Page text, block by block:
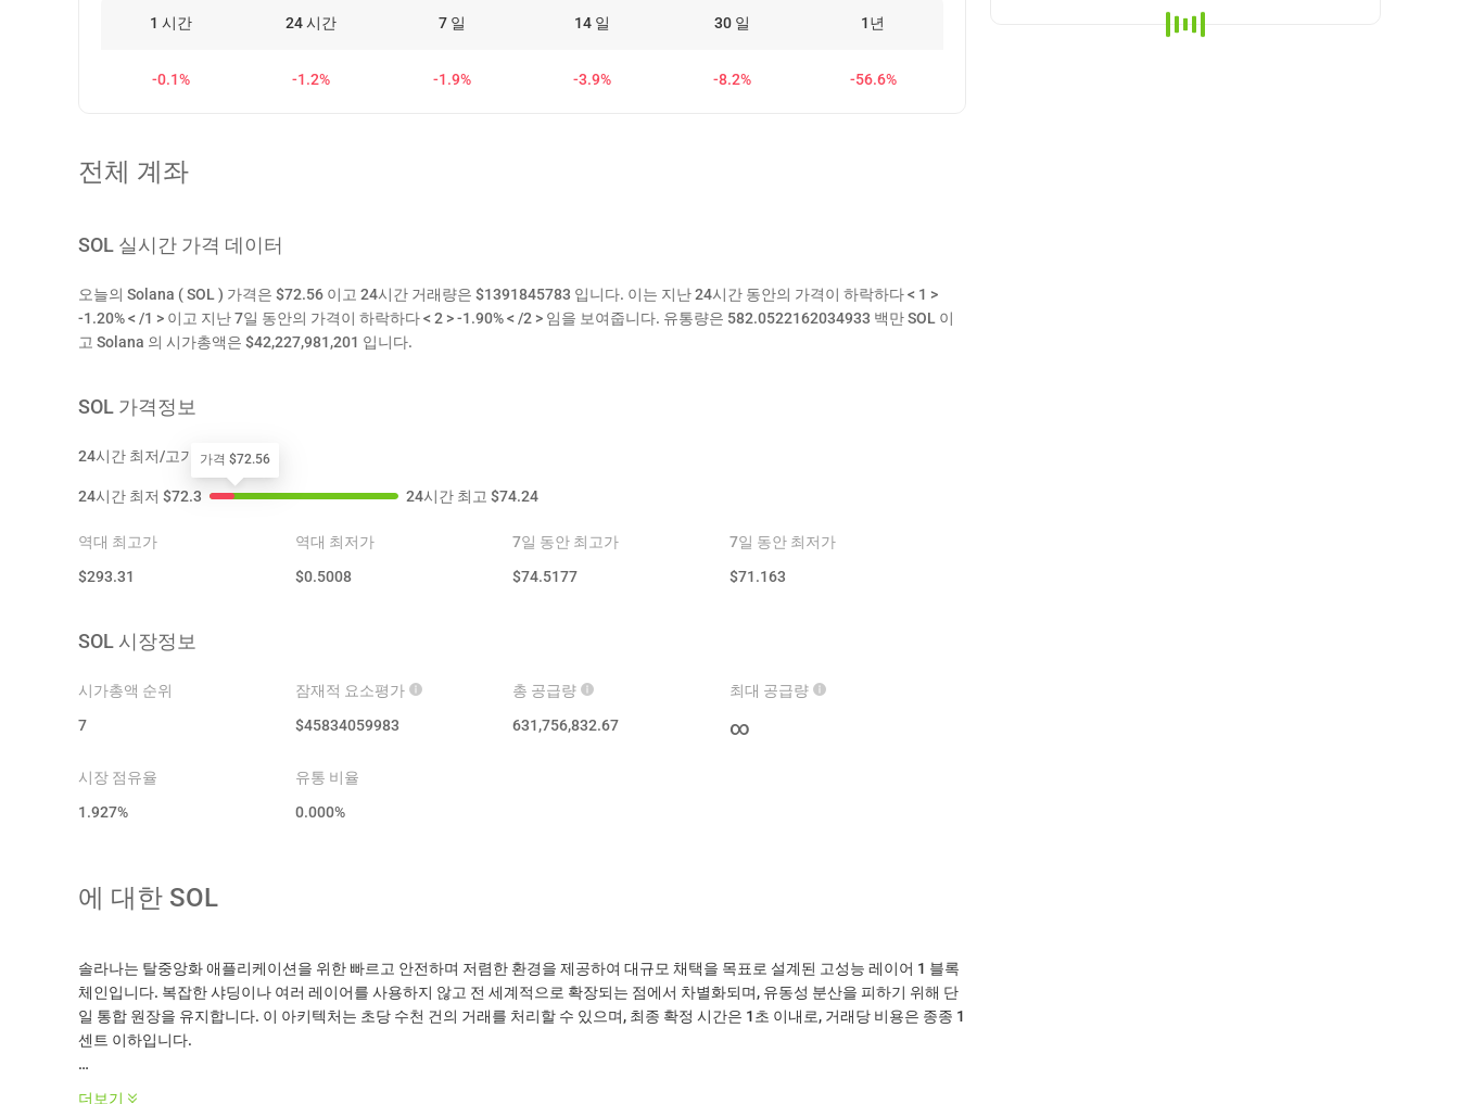
1 시간 24 시간 7 일 14 일 30 일 1년
-0.1% -1.2% -1.9% -3.9% -8.2% -56.6%
전체 계좌
SOL 실시간 가격 데이터
오늘의 Solana ( SOL ) 가격은 $72.56 이고 24시간 거래량은 $1391845783 입니다. 이는 지난 24시간 동안의 가격이 하락하다 < 1 >
-1.20% < /1 > 이고 지난 7일 동안의 가격이 하락하다 < 2 > -1.90% < /2 > 임을 보여줍니다. 유통량은 582.0522162034933 백만 SOL 이
고 Solana 의 시가총액은 $42,227,981,201 입니다.
SOL 가격정보
24시간 최저/고가
24시간 최저 $72.3
가격 $72.56
24시간 최고 $74.24
역대 최고가
$293.31
역대 최저가
$0.5008
7일 동안 최고가
$74.5177
7일 동안 최저가
$71.163
SOL 시장정보
시가총액 순위
7
잠재적 요소평가
$45834059983
총 공급량
631,756,832.67
최대 공급량
∞
시장 점유율
1.927%
유통 비율
0.000%
에 대한 SOL
솔라나는 탈중앙화 애플리케이션을 위한 빠르고 안전하며 저렴한 환경을 제공하여 대규모 채택을 목표로 설계된 고성능 레이어 1 블록
체인입니다. 복잡한 샤딩이나 여러 레이어를 사용하지 않고 전 세계적으로 확장되는 점에서 차별화되며, 유동성 분산을 피하기 위해 단
일 통합 원장을 유지합니다. 이 아키텍처는 초당 수천 건의 거래를 처리할 수 있으며, 최종 확정 시간은 1초 이내로, 거래당 비용은 종종 1
센트 이하입니다.
더보기